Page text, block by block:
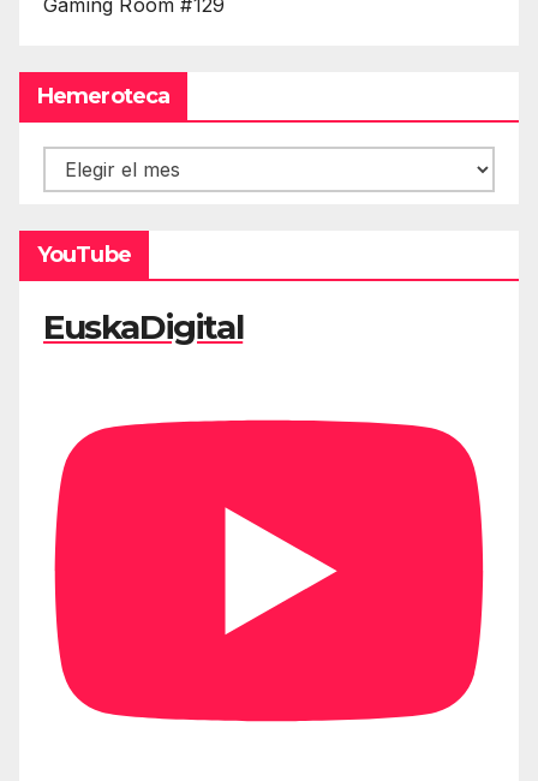
Hemeroteca
Hemeroteca
YouTube
EuskaDigital